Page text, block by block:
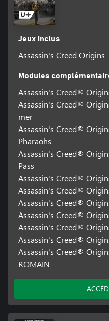
Jeux inclus
Assassin's Creed Origins
Modules
Assassin's Creed®
Assassin's Creed®
mer
Assassin's Creed®
Pharaohs
Assassin's Creed®
Pass
Assassin's Creed®
Assassin's Creed®
Assassin's Creed®
Assassin's Creed®
Assassin's Creed®
Assassin's Creed®
Assassin's Creed®
ROMAIN